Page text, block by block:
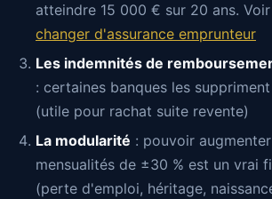
atteindre 15 000 € sur 20 ans. Voir
changer d'assurance emprunteur
Les indemnités de
: certaines banques les
(utile pour rachat suite revente)
La modularité : pouvoir
mensualités de ±30 % est un vrai
(perte d'emploi, héritage,